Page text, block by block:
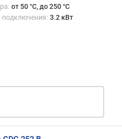
от 50 °C, до 250 °C
3.2 кВт